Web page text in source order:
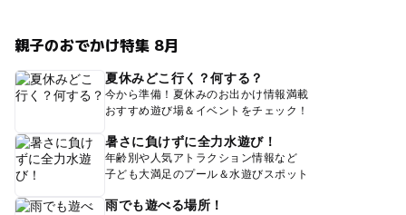
親子のおでかけ特集 8月
夏休みどこ行く？何する？
今から準備！夏休みのお出かけ情報満載
おすすめ遊び場＆イベントをチェック！
暑さに負けずに全力水遊び！
年齢別や人気アトラクション情報など
子ども大満足のプール＆水遊びスポット
雨でも遊べる場所！